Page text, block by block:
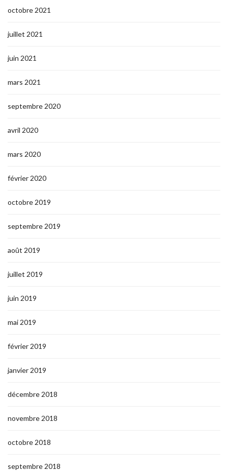
octobre 2021
juillet 2021
juin 2021
mars 2021
septembre 2020
avril 2020
mars 2020
février 2020
octobre 2019
septembre 2019
août 2019
juillet 2019
juin 2019
mai 2019
février 2019
janvier 2019
décembre 2018
novembre 2018
octobre 2018
septembre 2018